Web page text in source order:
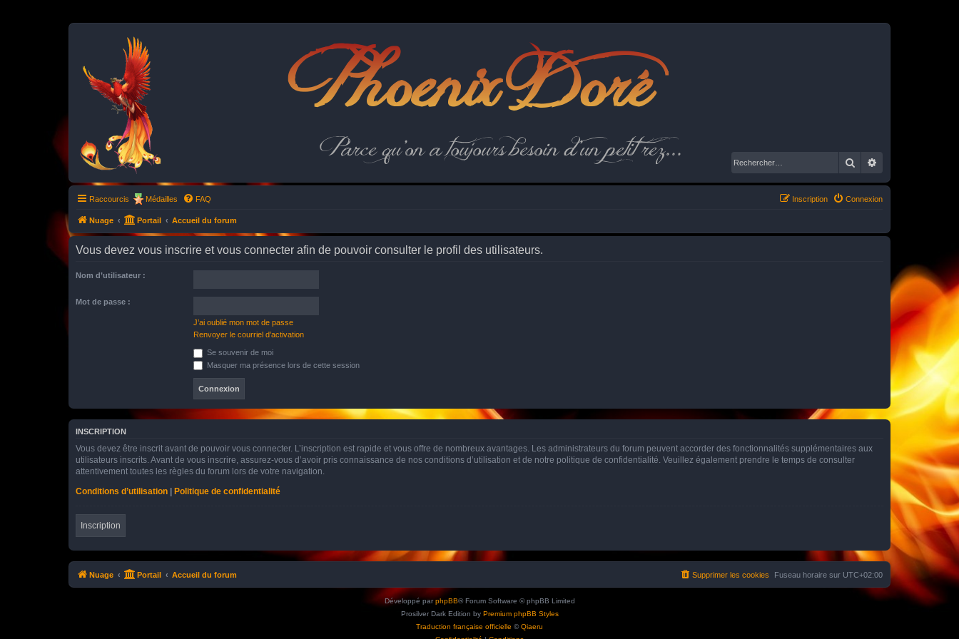
Phoenix Doré
Parce qu'on a toujours besoin d'un petit rez... Rechercher
Raccourcis Médailles FAQ Connexion
Inscription
Nuage Portail Accueil du forum
Vous devez vous inscrire et vous connecter afin de pouvoir consulter le profil des utilisateurs.
Nom d’utilisateur :
Mot de passe :
J’ai oublié mon mot de passe
Renvoyer le courriel d’activation
Se souvenir de moi
Masquer ma présence lors de cette session
INSCRIPTION
Vous devez être inscrit avant de pouvoir vous connecter. L’inscription est rapide et vous offre de nombreux avantages. Les administrateurs du forum peuvent accorder des fonctionnalités supplémentaires aux
utilisateurs inscrits. Avant de vous inscrire, assurez-vous d’avoir pris connaissance de nos conditions d’utilisation et de notre politique de confidentialité. Veuillez également prendre le temps de consulter
attentivement toutes les règles du forum lors de votre navigation.
Conditions d’utilisation | Politique de confidentialité
Inscription
Nuage Portail Accueil du forum Fuseau horaire sur UTC+02:00
Supprimer les cookies
Développé parphpBB® Forum Software © phpBB Limited
Prosilver Dark Edition by Premium phpBB Styles
Traduction française officielle ©Qiaeru